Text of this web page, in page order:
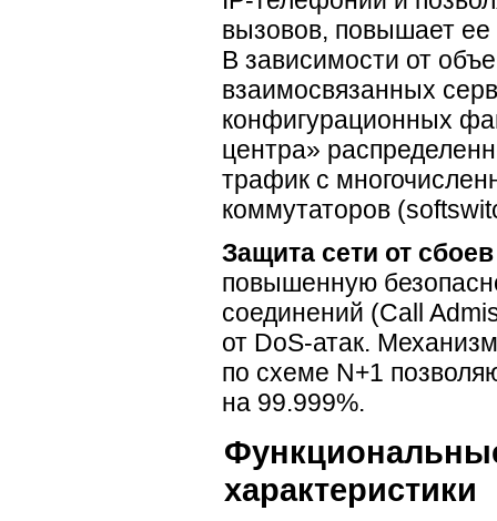
вызовов, повышает
В зависимости от
взаимосвязанных
конфигурационных
центра»
трафик с
коммутаторов
Защита сети от
повышенную
соединений (Сall
от DoS-атак.
по схеме N+1
на 99.999%.
характеристики